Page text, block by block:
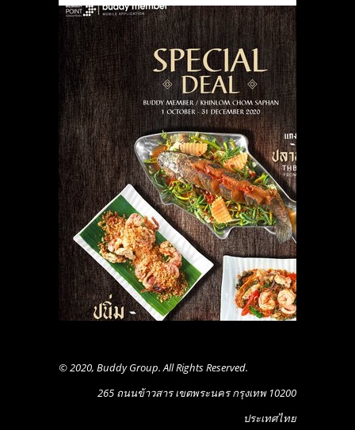
กินลมชมสะพาน
© 2020, Buddy Group. All Rights Reserved.
265 ถนนข้าวสาร เขตพระนคร กรุงเทพ 10200
ประเทศไทย